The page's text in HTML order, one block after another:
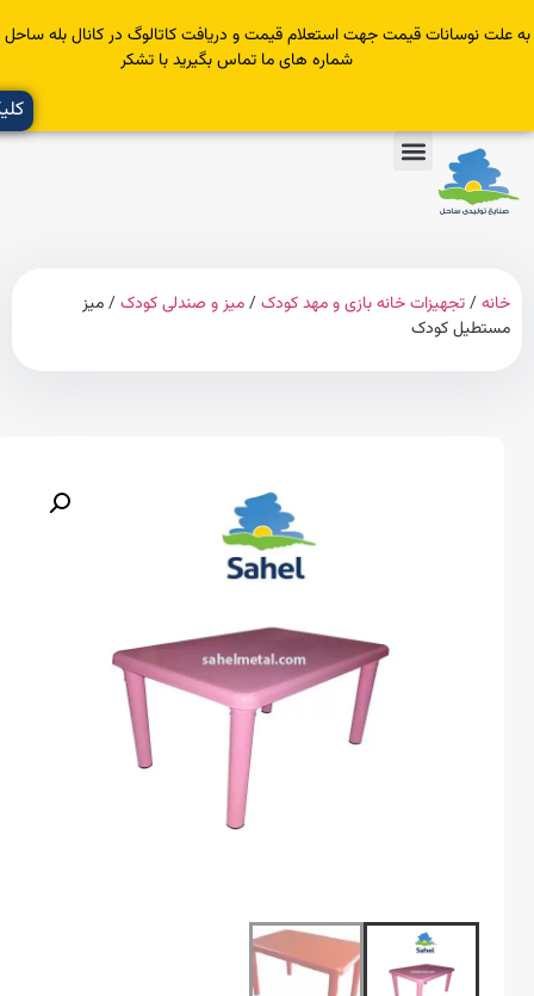
قیمت جهت استعلام قیمت و دریافت کاتالوگ در کانال بله ساحل عضو یا با
شماره های ما تماس بگیرید با تشکر
کلیک کنید
تجهیزات خانه بازی و مهد کودک/میز و صندلی کودک/ میز
کودک